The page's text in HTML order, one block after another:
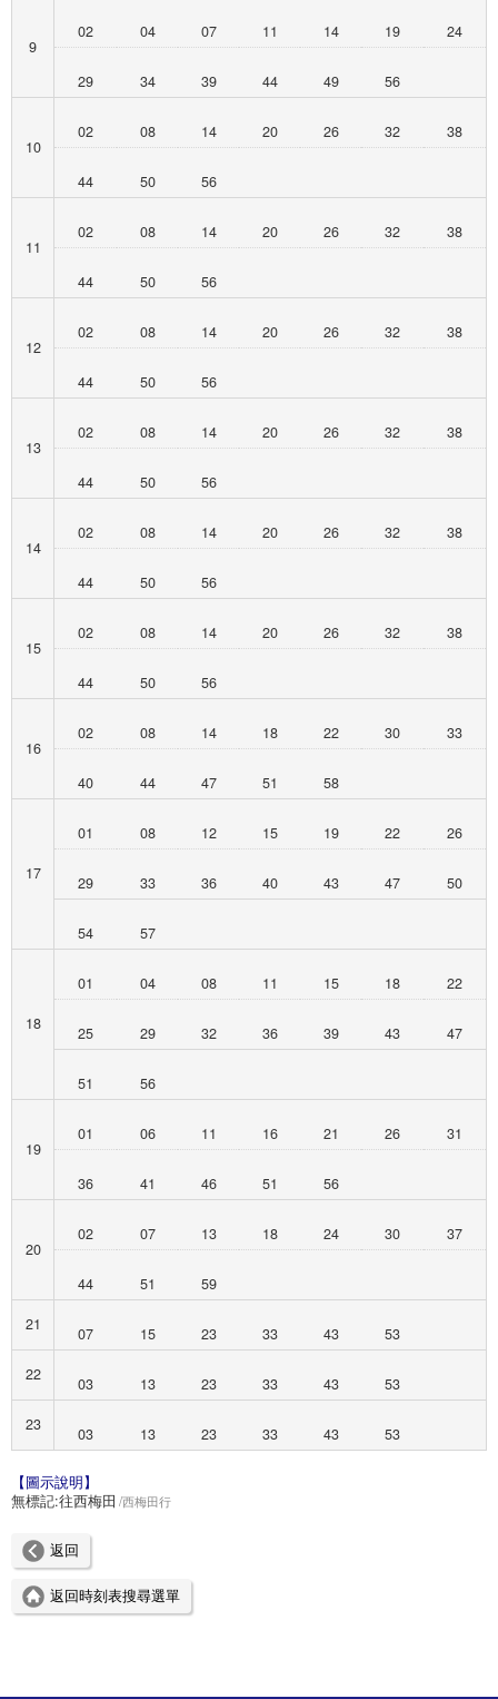
9
02 04 07 11 14 19 24
29 34 39 44 49 56
10
02 08 14 20 26 32 38
44 50 56
11
02 08 14 20 26 32 38
44 50 56
12
02 08 14 20 26 32 38
44 50 56
13
02 08 14 20 26 32 38
44 50 56
14
02 08 14 20 26 32 38
44 50 56
15
02 08 14 20 26 32 38
44 50 56
16
02 08 14 18 22 30 33
40 44 47 51 58
17
01 08 12 15 19 22 26
29 33 36 40 43 47 50
54 57
18
01 04 08 11 15 18 22
25 29 32 36 39 43 47
51 56
19
01 06 11 16 21 26 31
36 41 46 51 56
20
02 07 13 18 24 30 37
44 51
59
21
07 15 23 33 43
53
22
03 13 23 33 43
53
23
03 13 23 33 43 53
【圖示說明】
無標記:往西梅田 西梅田行
返回
返回時刻表搜尋選單